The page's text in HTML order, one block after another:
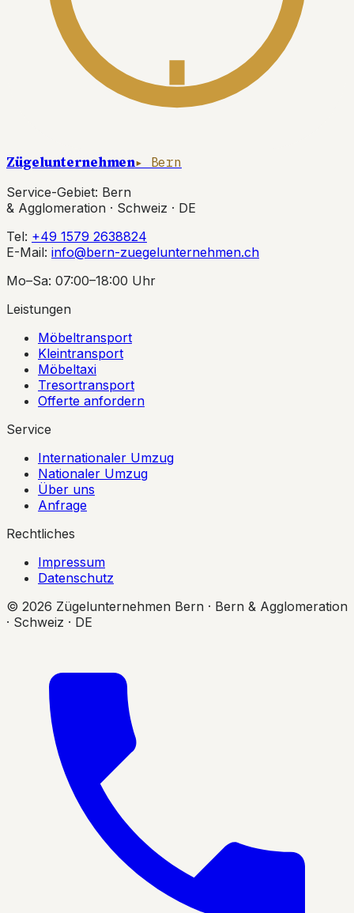
Zügelunternehmen▸ Bern
Service-Gebiet: Bern
& Agglomeration · Schweiz · DE
Tel: +49 1579 2638824
E-Mail: info@bern-zuegelunternehmen.ch
Mo–Sa: 07:00–18:00 Uhr
Leistungen
Möbeltransport
Kleintransport
Möbeltaxi
Tresortransport
Offerte anfordern
Service
Internationaler Umzug
Nationaler Umzug
Über uns
Anfrage
Rechtliches
Impressum
Datenschutz
© 2026 Zügelunternehmen Bern · Bern & Agglomeration
· Schweiz · DE